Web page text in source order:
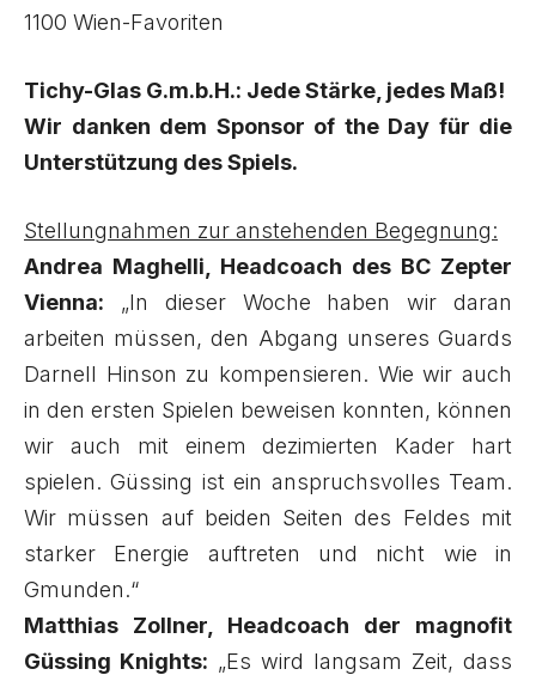
1100 Wien-Favoriten
Tichy-Glas G.m.b.H.: Jede Stärke, jedes Maß!
Wir danken dem Sponsor of the Day für die
Unterstützung des Spiels.
Stellungnahmen zur anstehenden Begegnung:
Andrea Maghelli, Headcoach des BC Zepter
Vienna: „In dieser Woche haben wir daran
arbeiten müssen, den Abgang unseres Guards
Darnell Hinson zu kompensieren. Wie wir auch
in den ersten Spielen beweisen konnten, können
wir auch mit einem dezimierten Kader hart
spielen. Güssing ist ein anspruchsvolles Team.
Wir müssen auf beiden Seiten des Feldes mit
starker Energie auftreten und nicht wie in
Gmunden.“
Matthias Zollner, Headcoach der magnofit
Güssing Knights: „Es wird langsam Zeit, dass